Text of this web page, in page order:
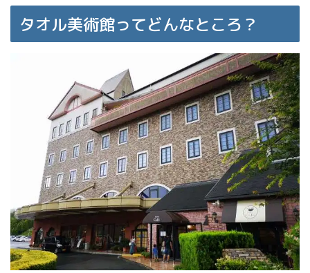
タオル美術館ってどんなところ？